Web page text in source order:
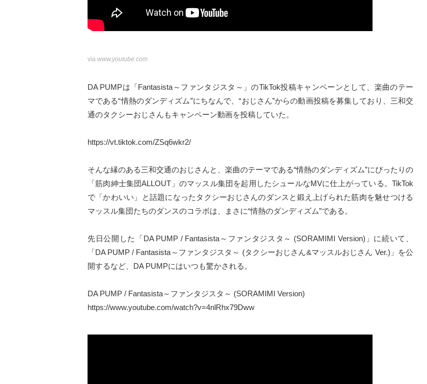
via www.youtube.com
DA PUMPは「Fantasista～ファンタジスタ～」のTikTok投稿キャンペーンとして、楽曲のテー
マである“情熱のダンディズム”にちなんで、“おじさん”からの動画投稿を募集しており、三和交
通のタクシーおじさんもキャンペーン動画を投稿していた。
https://vt.tiktok.com/ZSq6wkr2/
そんな縁のある三和交通のおじさんと、楽曲のテーマである“情熱のダンディズム”にぴったりの
「筋肉紳士集団ALLOUT」のマッスル集団を起用したシュールなMVに仕上がっている。TikTok
で「かわいい」と話題になったタクシーおじさんのダンスと鍛え上げられた筋肉を魅せつける
マッスル集団たちのダンスのコラボは、まさに“情熱のダンディズム”である。
先日公開した「DA PUMP / Fantasista～ファンタジスタ～ (SORAMIMI Version)」に続いて、
「DA PUMP / Fantasista～ファンタジスタ～ (タクシーおじさん&マッスルおじさん Ver.)」を公
開するなど、DA PUMPにはいつも驚かされる。
DA PUMP / Fantasista～ファンタジスタ～ (SORAMIMI Version)
https://www.youtube.com/watch?v=4nlRhx79Dww